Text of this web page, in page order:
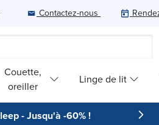
Contactez-nous
Couette,
oreiller
Linge de lit
- Jusqu'à -60% !